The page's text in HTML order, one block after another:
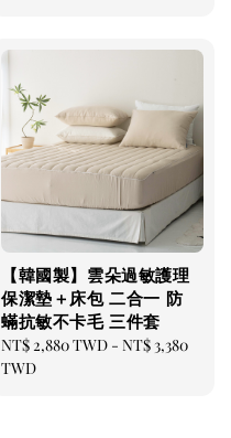
【韓國製】雲朵過敏護理
保潔墊＋床包 二合一 防
蟎抗敏不卡毛 三件套
Regular
price
NT$ 2,880 TWD - NT$ 3,380
TWD